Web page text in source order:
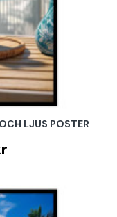
LJUS POSTER